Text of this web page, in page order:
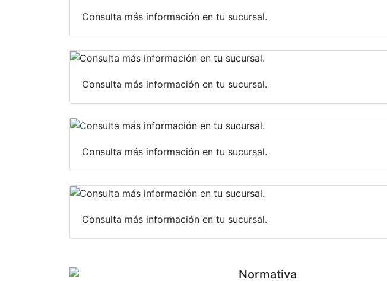
Consulta más información en tu sucursal.
Consulta más información en tu sucursal.
Consulta más información en tu sucursal.
Consulta más información en tu sucursal.
Normativa